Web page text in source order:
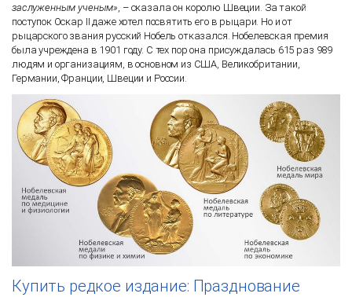
заслуженным ученым» , – сказала он королю Швеции. За такой
поступок Оскар II даже хотел посвятить его в рыцари. Но и от
рыцарского звания русский Нобель отказался. Нобелевская премия
была учреждена в 1901 году. С тех пор она присуждалась 615 раз 989
людям и организациям, в основном из США, Великобритании,
Германии, Франции, Швеции и России.
Купить редкое издание: Празднование